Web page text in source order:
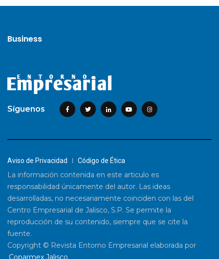
Business
Síguenos
Aviso de Privacidad Código de Ética
La información contenida en este articulo es
responsabilidad únicamente del autor. Las ideas
desarrolladas, no necesariamente coinciden con las del
Centro Empresarial de Jalisco, S.P. Se permite la
reproducción de su contenido, siempre que se cite la
fuente.
Copyright © Revista Entorno Empresarial elaborada por
Coparmex Jalisco